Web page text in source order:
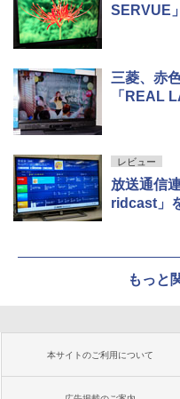
SERVUE
三菱、赤
「REAL
レビュー
放送通信
ridcast」
もっと
本サイトのご利用について